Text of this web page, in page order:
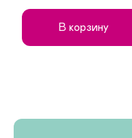
В корзину